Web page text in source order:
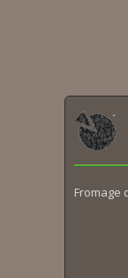
Fromage